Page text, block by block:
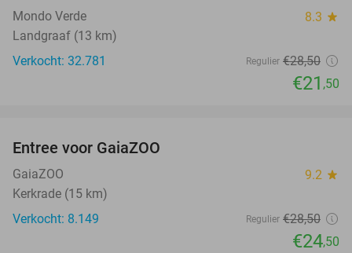
Mondo Verde 8.3 star
Landgraaf (13 km)
Verkocht: 32.781
Regulier €28,50
€21 ,50
Entree voor GaiaZOO
GaiaZOO 9.2 star
Kerkrade (15 km)
Verkocht: 8.149
Regulier €28,50
€24,50